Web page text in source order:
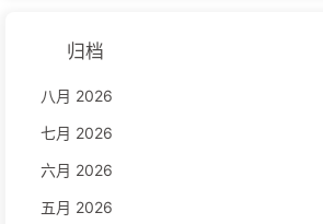
归档
八月 2026
七月 2026
六月 2026
五月 2026